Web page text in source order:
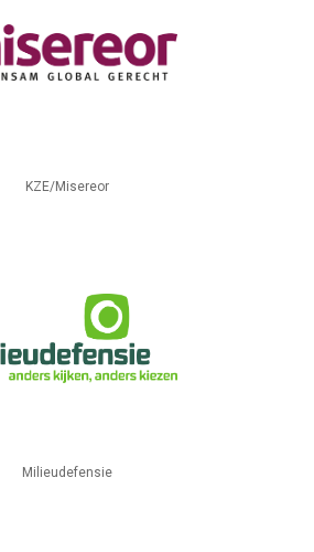
KZE/Misereor
Milieudefensie